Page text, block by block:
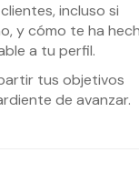
incluso si
y cómo te ha
a tu perfil.
tus objetivos
de avanzar.